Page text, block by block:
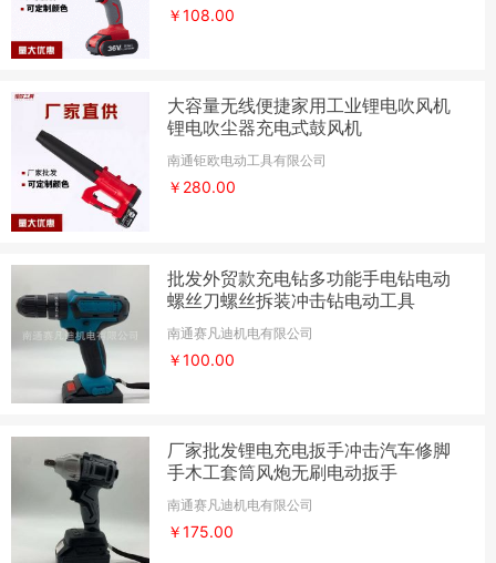
￥108.00
大容量无线便捷家用工业锂电吹风机
锂电吹尘器充电式鼓风机
南通钜欧电动工具有限公司
￥280.00
批发外贸款充电钻多功能手电钻电动
螺丝刀螺丝拆装冲击钻电动工具
南通赛凡迪机电有限公司
￥100.00
厂家批发锂电充电扳手冲击汽车修脚
手木工套筒风炮无刷电动扳手
南通赛凡迪机电有限公司
￥175.00